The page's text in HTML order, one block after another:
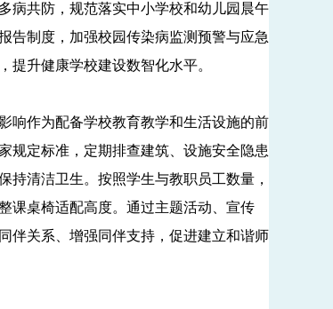
病共防，规范落实中小学校和幼儿园晨午
告制度，加强校园传染病监测预警与应急
升健康学校建设数智化水平。
作为配备学校教育教学和生活设施的前
规定标准，定期排查建筑、设施安全隐患
清洁卫生。按照学生与教职员工数量，
课桌椅适配高度。通过主题活动、宣传
伴关系、增强同伴支持，促进建立和谐师